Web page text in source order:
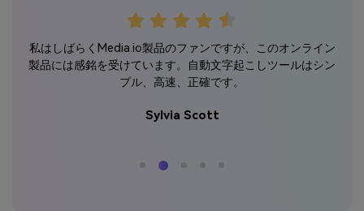
私はしばらくMedia.io製品のファンですが、このオンライン
製品には感銘を受けています。自動文字起こしツールはシン
プル、高速、正確です。
Sylvia Scott